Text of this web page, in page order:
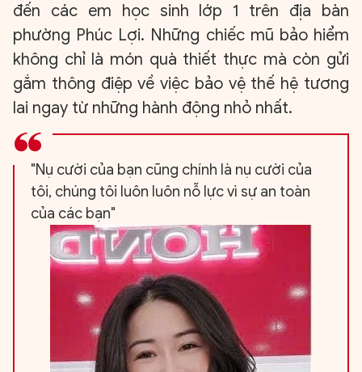
đến các em học sinh lớp 1 trên địa bàn
phường Phúc Lợi. Những chiếc mũ bảo hiểm
không chỉ là món quà thiết thực mà còn gửi
gắm thông điệp về việc bảo vệ thế hệ tương
lai ngay từ những hành động nhỏ nhất.
"Nụ cười của bạn cũng chính là nụ cười của
tôi, chúng tôi luôn luôn nỗ lực vì sự an toàn
của các bạn"